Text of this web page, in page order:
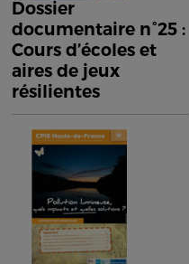
Dossier
documentaire n°25 :
Cours d’écoles et
aires de jeux
résilientes